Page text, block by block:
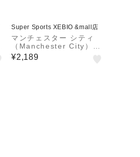
Super Sports XEBIO &mall店
マンチェスター シティ
（Manchester City）グ
リーリッシュ GREALIS
H キャンバス トートバッ
¥2,189